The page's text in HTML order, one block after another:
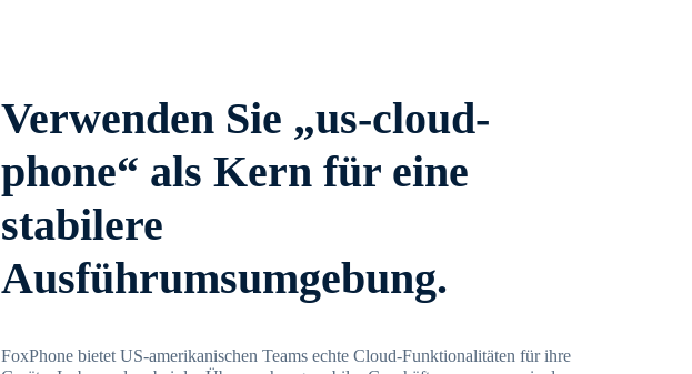
Verwenden Sie „us-cloud-
phone“ als Kern für eine
stabilere
Ausführumsumgebung.
FoxPhone bietet US-amerikanischen Teams echte Cloud-Funktionalitäten für ihre